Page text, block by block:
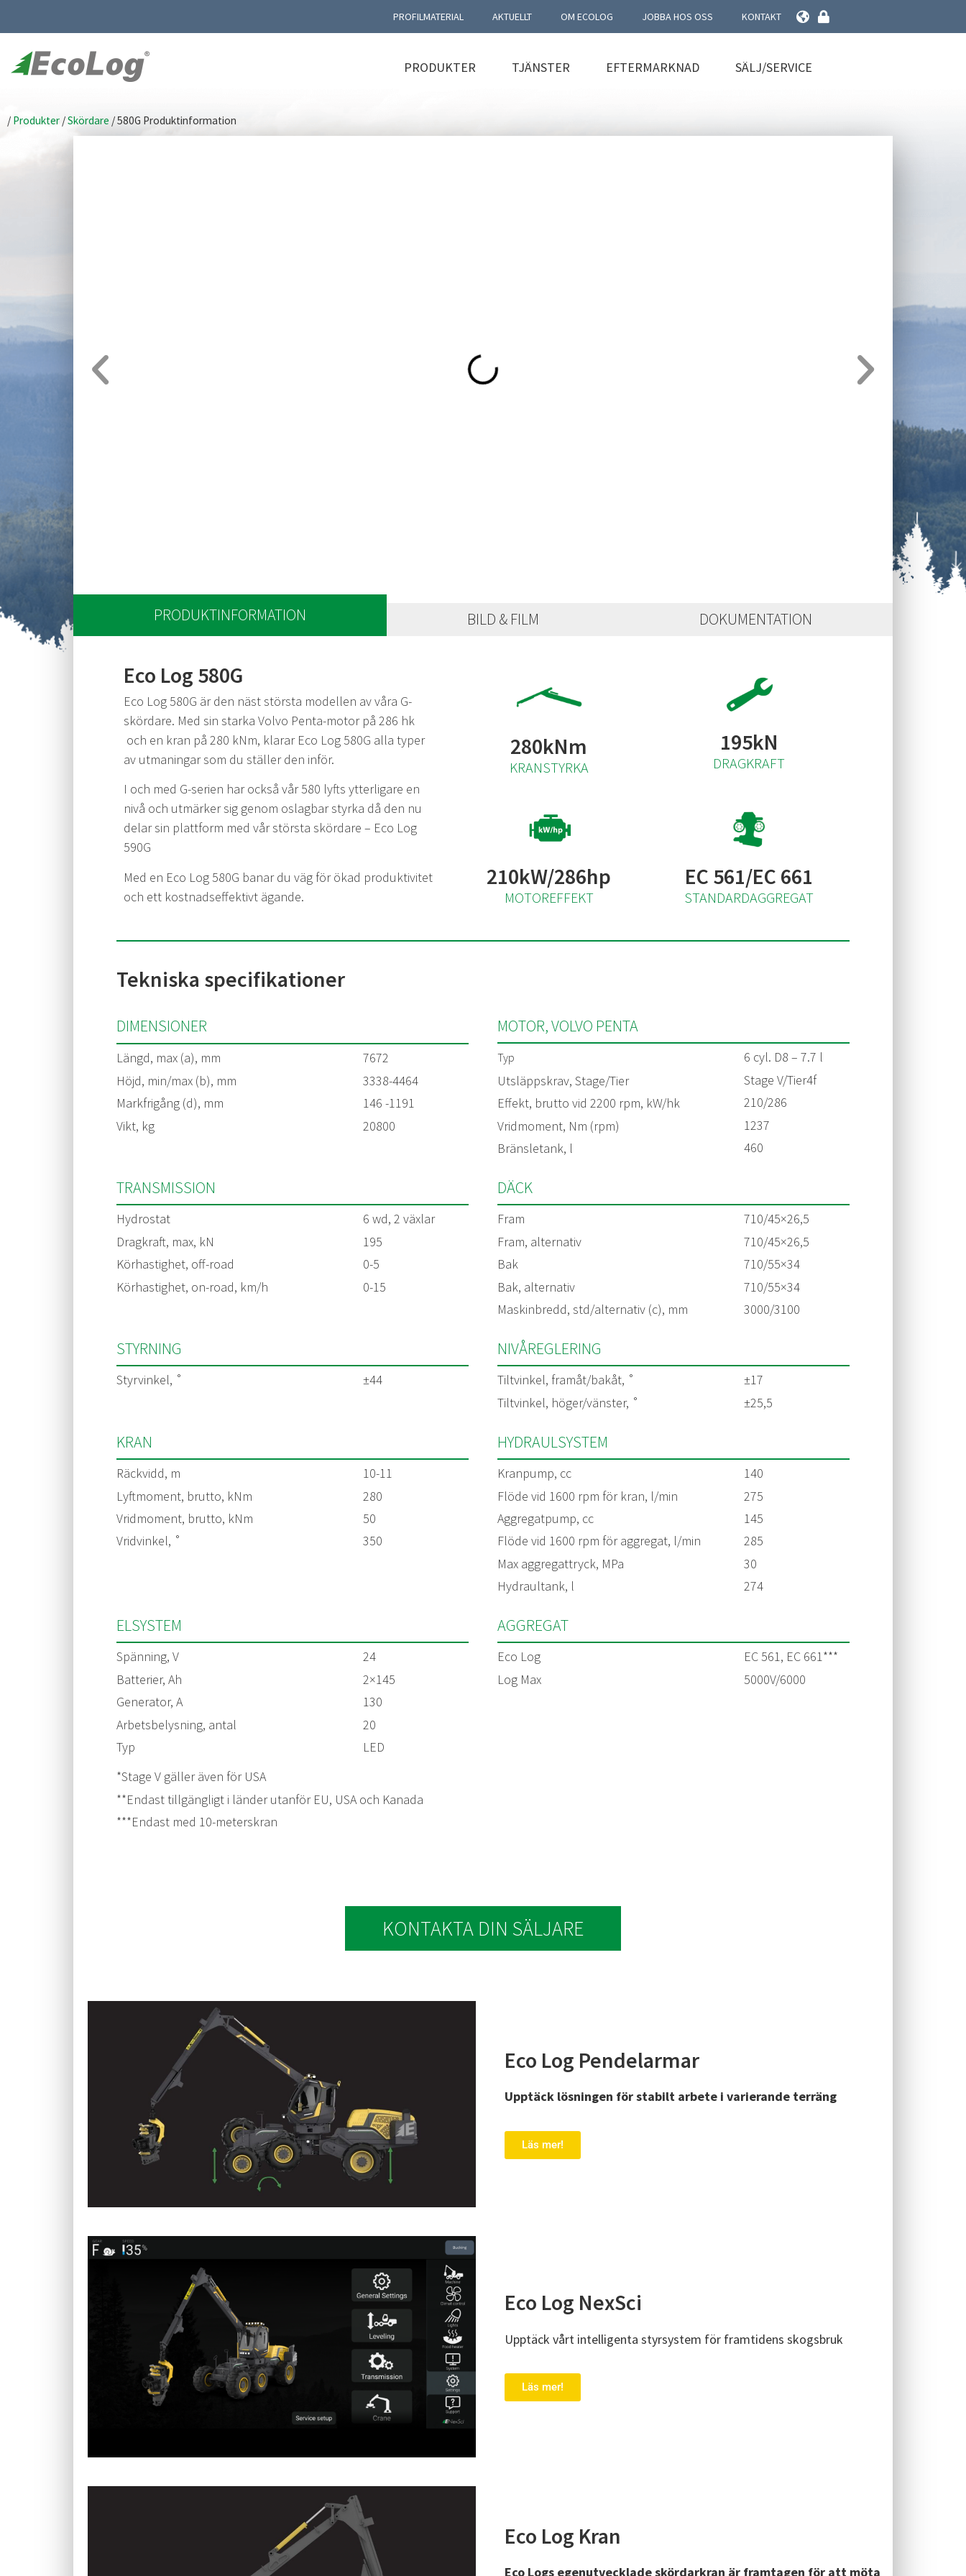
PROFILMATERIAL AKTUELLT OM ECOLOG JOBBA HOS OSS KONTAKT
PRODUKTER TJÄNSTER EFTERMARKNAD SÄLJ/SERVICE
/ Produkter /Skördare /580G Produktinformation
PRODUKTINFORMATION BILD & FILM DOKUMENTATION
Eco Log 580G
Eco Log 580G är den näst största modellen av våra G-
skördare. Med sin starka Volvo Penta-motor på 286 hk
och en kran på 280 kNm, klarar Eco Log 580G alla typer
av utmaningar som du ställer den inför.
I och med G-serien har också vår 580 lyfts ytterligare en
nivå och utmärker sig genom oslagbar styrka då den nu
delar sin plattform med vår största skördare – Eco Log
590G
Med en Eco Log 580G banar du väg för ökad produktivitet
och ett kostnadseffektivt ägande.
280kNm
KRANSTYRKA
210kW/286hp
MOTOREFFEKT
195kN
DRAGKRAFT
EC 561/EC 661
STANDARDAGGREGAT
Tekniska specifikationer
DIMENSIONER
Längd, max (a), mm
Höjd, min/max (b), mm
Markfrigång (d), mm
Vikt, kg
7672
3338-4464
146 -1191
20800
MOTOR, VOLVO PENTA
Typ
Utsläppskrav, Stage/Tier
Effekt, brutto vid 2200 rpm, kW/hk
Vridmoment, Nm (rpm)
Bränsletank, l
6 cyl. D8 – 7.7 l
Stage V/Tier4f
210/286
1237
460
TRANSMISSION
Hydrostat
Dragkraft, max, kN
Körhastighet, off-road
Körhastighet, on-road, km/h
6 wd, 2 växlar
195
0-5
0-15
DÄCK
Fram
Fram, alternativ
Bak
Bak, alternativ
Maskinbredd, std/alternativ (c), mm
710/45×26,5
710/45×26,5
710/55×34
710/55×34
3000/3100
STYRNING
Styrvinkel, ˚ ±44
NIVÅREGLERING
Tiltvinkel, framåt/bakåt, ˚
Tiltvinkel, höger/vänster, ˚
±17
±25,5
KRAN
Räckvidd, m
Lyftmoment, brutto, kNm
Vridmoment, brutto, kNm
Vridvinkel, ˚
10-11
280
50
350
HYDRAULSYSTEM
Kranpump, cc
Flöde vid 1600 rpm för kran, l/min
Aggregatpump, cc
Flöde vid 1600 rpm för aggregat, l/min
Max aggregattryck, MPa
Hydraultank, l
140
275
145
285
30
274
ELSYSTEM
Spänning, V
Batterier, Ah
Generator, A
Arbetsbelysning, antal
Typ
24
2×145
130
20
LED
AGGREGAT
Eco Log
Log Max
EC 561, EC 661***
5000V/6000
*Stage V gäller även för USA
**Endast tillgängligt i länder utanför EU, USA och Kanada
***Endast med 10-meterskran
KONTAKTA DIN SÄLJARE
Eco Log Pendelarmar
Upptäck lösningen för stabilt arbete i varierande terräng
Läs mer!
Eco Log NexSci
Upptäck vårt intelligenta styrsystem för framtidens skogsbruk
Läs mer!
Eco Log Kran
Eco Logs egenutvecklade skördarkran är framtagen för att möta